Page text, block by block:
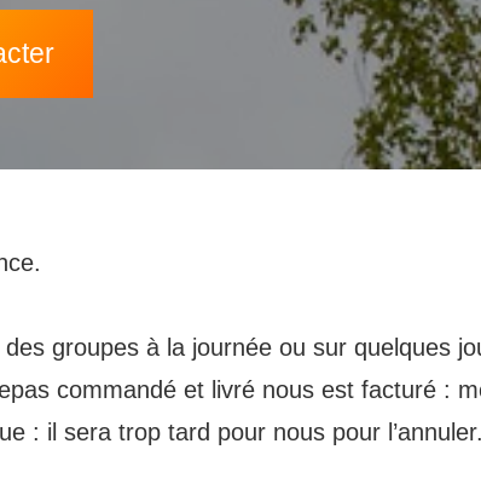
groupes à la journée ou sur quelques
commandé et livré nous est facturé :
: il sera trop tard pour nous pour